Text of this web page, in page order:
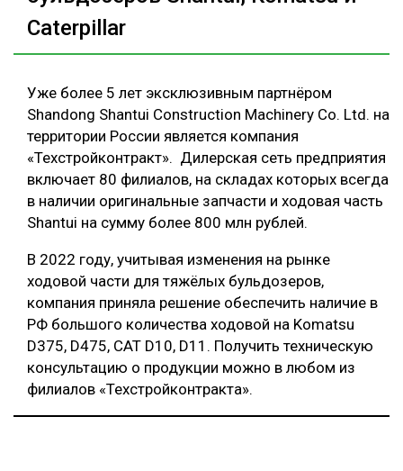
Caterpillar
Уже более 5 лет эксклюзивным партнёром
Shandong Shantui Construction Machinery Co. Ltd. на
территории России является компания
«Техстройконтракт». Дилерская сеть предприятия
включает 80 филиалов, на складах которых всегда
в наличии оригинальные запчасти и ходовая часть
Shantui на сумму более 800 млн рублей.
В 2022 году, учитывая изменения на рынке
ходовой части для тяжёлых бульдозеров,
компания приняла решение обеспечить наличие в
РФ большого количества ходовой на Komatsu
D375, D475, CAT D10, D11. Получить техническую
консультацию о продукции можно в любом из
филиалов «Техстройконтракта».